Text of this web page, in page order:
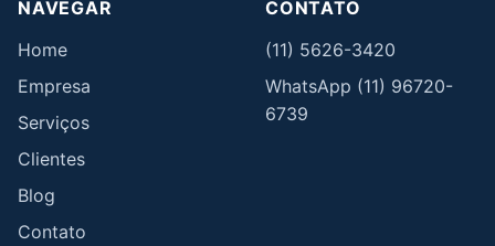
NAVEGAR
Home
Empresa
Serviços
Clientes
Blog
Contato
CONTATO
(11) 5626-3420
WhatsApp (11) 96720-
6739